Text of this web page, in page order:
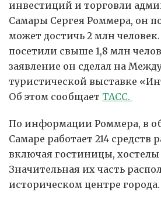
инвестиций и торговли
Самары Сергея Роммера, он
может достичь 2 млн человек.
посетили свыше 1,8 млн
заявление он сделал на
туристической выставке
Об этом сообщает ТАСС.
По информации Роммера, в
Самаре работает 214 средств
включая гостиницы,
Значительная их часть
историческом центре города.